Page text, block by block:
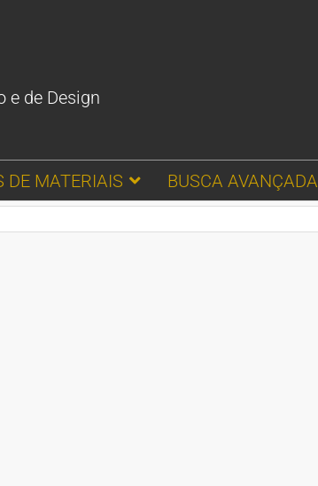
e de Design
DE MATERIAIS BUSCA AVANÇADA